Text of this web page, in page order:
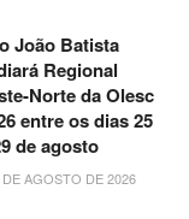
João Batista
Regional
Norte da Olesc
entre os dias 25
de agosto
AGOSTO DE 2026